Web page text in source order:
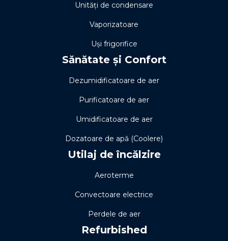
Unități de condensare
Vaporizatoare
Uși frigorifice
Sănătate și Confort
Dezumidificatoare de aer
Purificatoare de aer
Umidificatoare de aer
Dozatoare de apă (Coolere)
Utilaj de încălzire
Aeroterme
Convectoare electrice
Perdele de aer
Refurbished